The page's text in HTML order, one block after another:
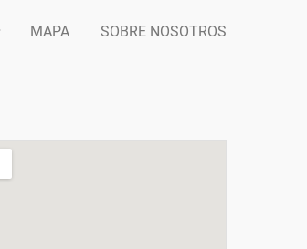
MAPA SOBRE NOSOTROS